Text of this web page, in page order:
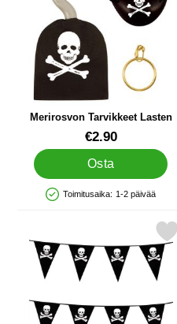
Merirosvon Tarvikkeet Lasten
Tuote.nro 24311€2.90
Osta
Saatavuus: Varastossa
Toimitusaika: 1-2 päivää
Merkitse